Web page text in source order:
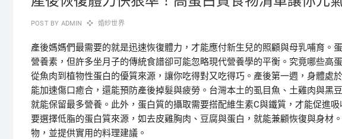
POST BY ADMIN 婚紗世界
產後媽媽們最需要的就是迅速恢復體力，才能應付新生兒的照顧與母乳哺育。
營養素，但許多坐月子的傳統食譜卻可能忽略現代營養學的平衡。究竟哪些高
從魚肉到植物性蛋白的優質來源，讓你吃得對又吃得巧。產後第一週，身體處
能加速傷口癒合，還能預防產後掉髮與疲勞。台灣本土的虱目魚、土雞肉與黑
就能保留最多營養。此外，蛋白質的攝取需要搭配維生素C與鐵質，才能促進
要選擇低脂的蛋白質來源，如去皮雞胸肉、豆腐與蛋白，就能兼顧恢復與身材
物，並提供實用的料理建議。